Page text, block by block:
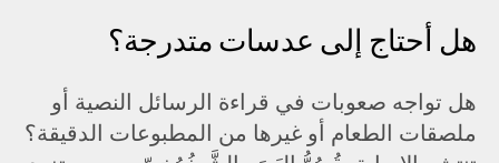
هل أحتاج إلى عدسات متدرجة؟
هل تواجه صعوبات في قراءة الرسائل النصية أو
ملصقات الطعام أو غيرها من المطبوعات الدقيقة؟